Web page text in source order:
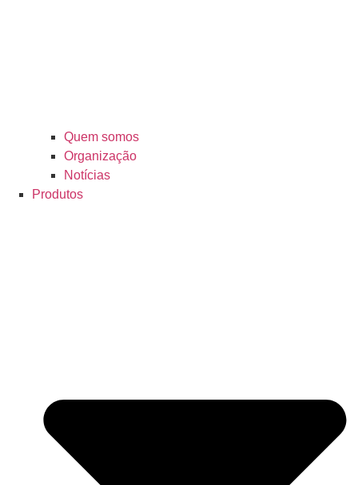
Quem somos
Organização
Notícias
Produtos